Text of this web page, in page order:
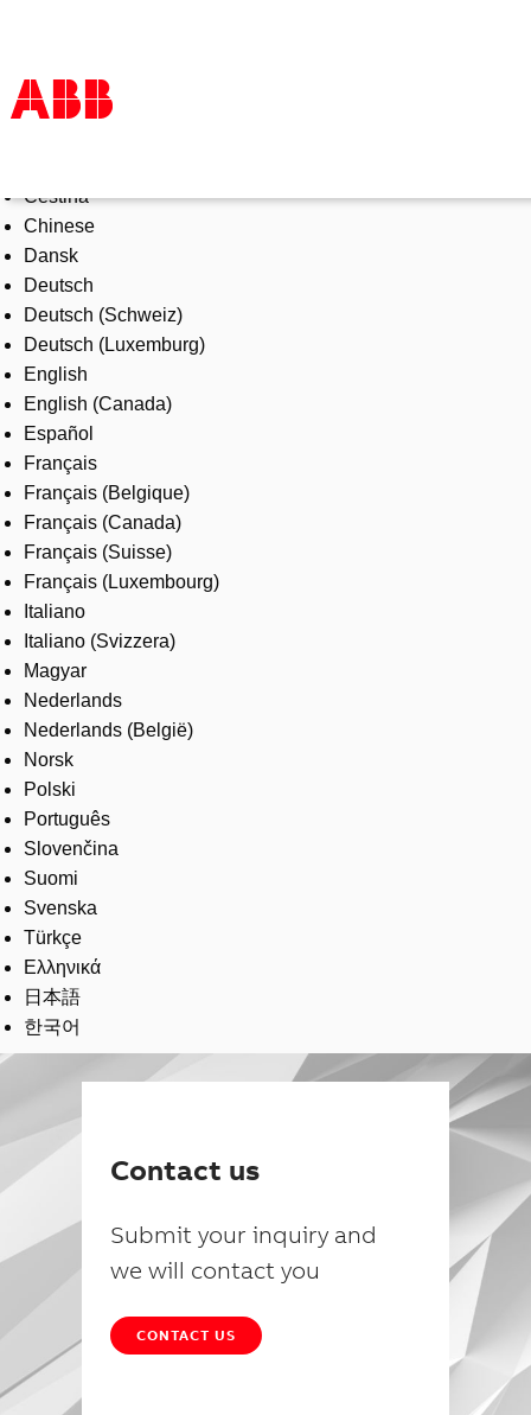
Products & Solutions
Industries
Services
About us
Where to buy
Contact us
Careers
Čeština
Chinese
Dansk
Deutsch
Deutsch (Schweiz)
Deutsch (Luxemburg)
English
English (Canada)
Español
Français
Français (Belgique)
Français (Canada)
Français (Suisse)
Français (Luxembourg)
Italiano
Italiano (Svizzera)
Magyar
Nederlands
Nederlands (België)
Norsk
Polski
Português
Slovenčina
Suomi
Svenska
Türkçe
Ελληνικά
日本語
한국어
Contact us
Submit your inquiry and
we will contact you
CONTACT US